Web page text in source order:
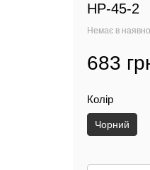
HP-45-2
Немає в
683
Колір
Чорний